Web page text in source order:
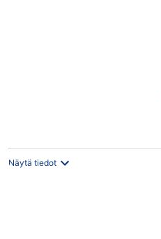
Näytä tiedot